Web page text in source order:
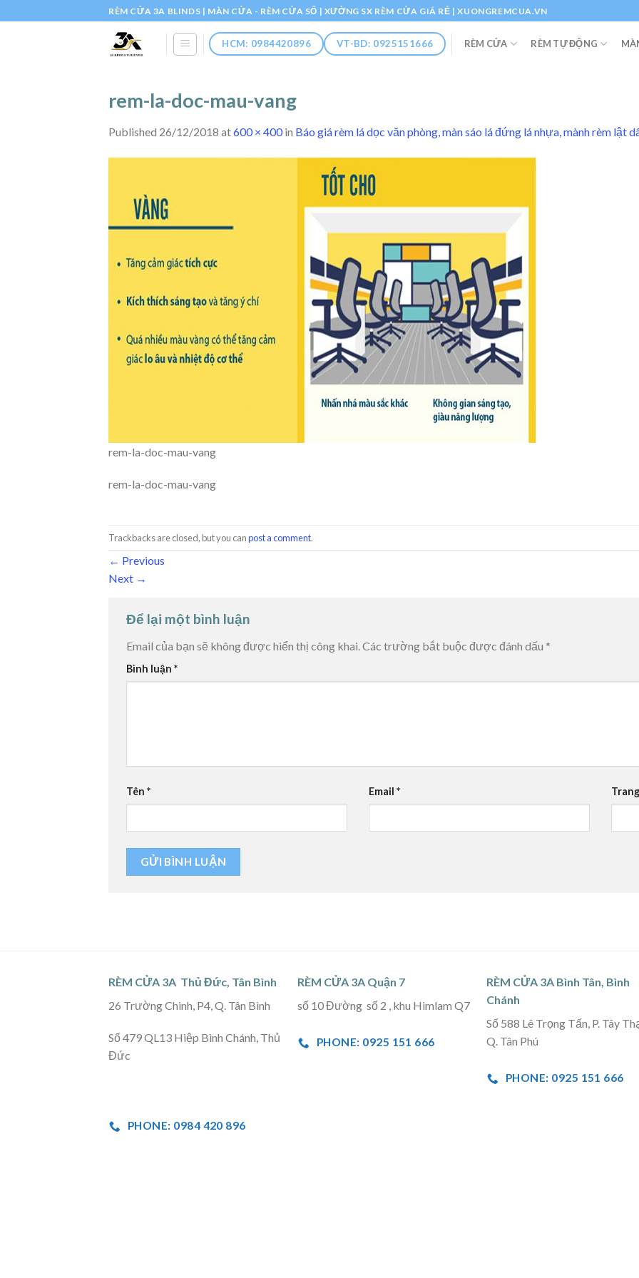
to
RÈM CỬA 3A BLINDS | MÀN CỬA - RÈM CỬA SỔ | XƯỞNG SX RÈM CỬA GIÁ RẺ | XUONGREMCUA.VN
HCM: 0984420896 VT-BD: 0925151666 RÈM CỬA RÈM TỰ ĐỘNG
rem-la-doc-mau-vang
Published 26/12/2018 at600 × 400in Báo giá rèm lá dọc văn phòng, màn sáo lá đứng lá nhựa, mành rèm lật
rem-la-doc-mau-vang
rem-la-doc-mau-vang
Trackbacks are closed, but you canpost a comment.
← Previous
Next →
Để lại một bình luận
Email của bạn sẽ không được hiển thị công khai.Các trường bắt buộc được đánh dấu *
Bình luận *
Tên * Email *
RÈM CỬA 3A Thủ Đức, Tân Bình
26 Trường Chinh, P4, Q. Tân Bình
Số 479 QL13 Hiệp Bình Chánh, Thủ
Đức
PHONE: 0984 420 896
RÈM CỬA 3A Quận 7
số 10 Đường số 2 , khu Himlam Q7
PHONE: 0925 151 666
RÈM CỬA 3A Bình Tân, Bình
Chánh
Số 588 Lê Trọng Tấn, P. Tây
Q. Tân Phú
PHONE: 0925 151 666